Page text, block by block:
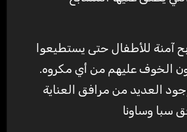
آمنة للأطفال حتى يستطيعوا
الخوف عليهم من أي مكروه.
العديد من مرافق العناية
سبا وساونا